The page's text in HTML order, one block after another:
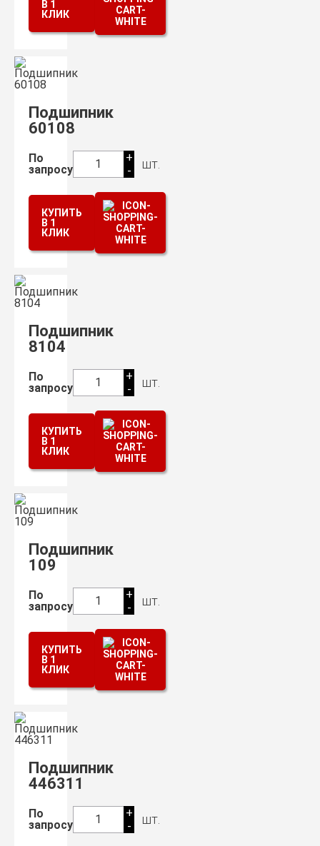
В 1
КЛИК
Подшипник
60108
По
запросу
1
+
-
шт.
КУПИТЬ
В 1
КЛИК
Подшипник
8104
По
запросу
1
+
-
шт.
КУПИТЬ
В 1
КЛИК
Подшипник
109
По
запросу
1
+
-
шт.
КУПИТЬ
В 1
КЛИК
Подшипник
446311
По
запросу
1
+
-
шт.